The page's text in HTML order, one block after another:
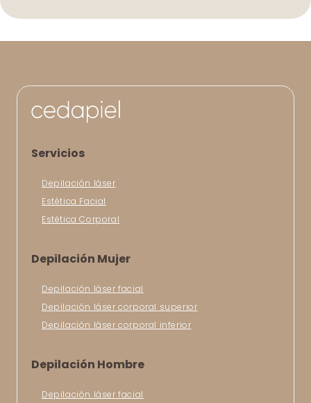
Servicios
Depilación láser
Estética Facial
Estética Corporal
Depilación Mujer
Depilación láser facial
Depilación láser corporal superior
Depilación láser corporal inferior
Depilación Hombre
Depilación láser facial